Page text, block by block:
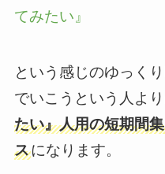
てみたい』
という感じのゆっく
でいこうという人よ
たい』人用の短期間
スになります。